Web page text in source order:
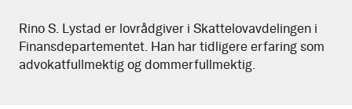
Rino
S.
Rino S. Lystad er lovrådgiver i Skattelovavdelingen i
Finansdepartementet. Han har tidligere erfaring som
advokatfullmektig og dommerfullmektig.